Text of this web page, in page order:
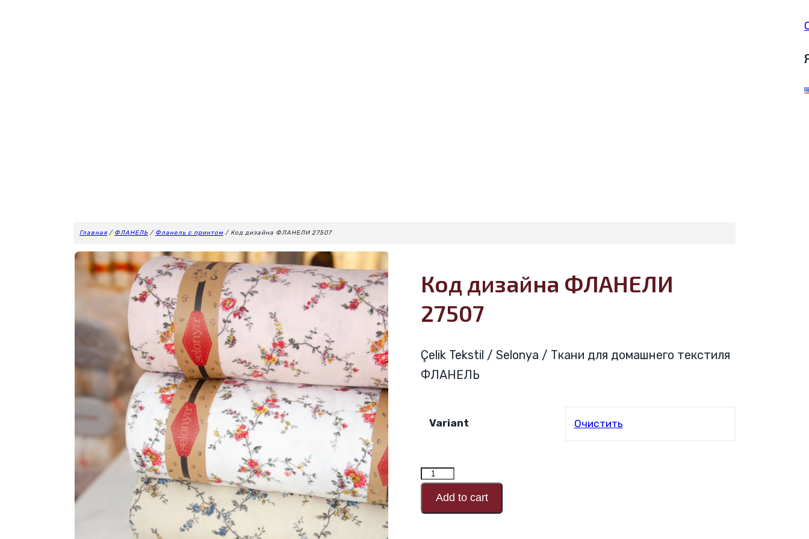
Главная / ФЛАНЕЛЬ / Фланель с принтом / Код дизайна ФЛАНЕЛИ 27507
Код дизайна ФЛАНЕЛИ
27507
Çelik Tekstil / Selonya / Ткани для домашнего текстиля
ФЛАНЕЛЬ
Variant Очистить
Количество
товара
Код
Add to cart